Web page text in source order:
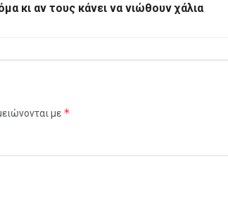
κι αν τους κάνει να νιώθουν χάλια
με *